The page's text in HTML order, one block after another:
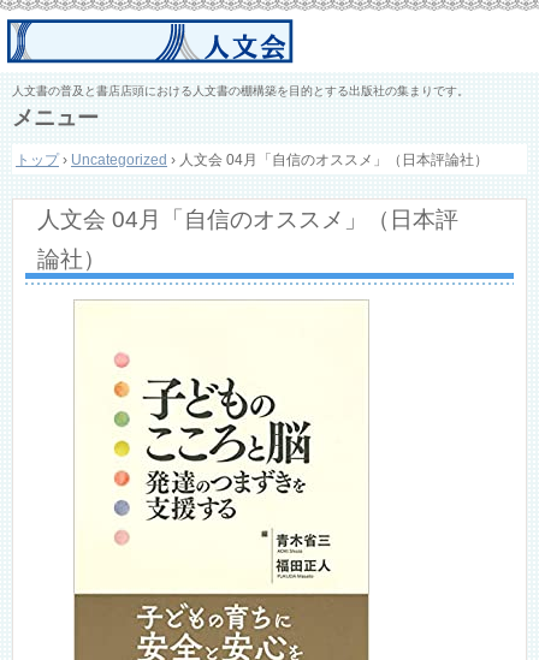
人文書の普及と書店店頭における人文書の棚構築を目的とする出版社の集まりです。
メニュー
ン
ン
キ
トップ › Uncategorized › 人文会 04月「自信のオススメ」（日本評論社）
人文会 04月「自信のオススメ」（日本評
論社）